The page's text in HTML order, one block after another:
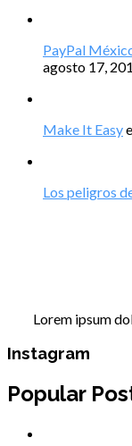
PayPal
agosto 17,
Make It Easy
Los peligros
Lorem ipsum
Instagram
Popular